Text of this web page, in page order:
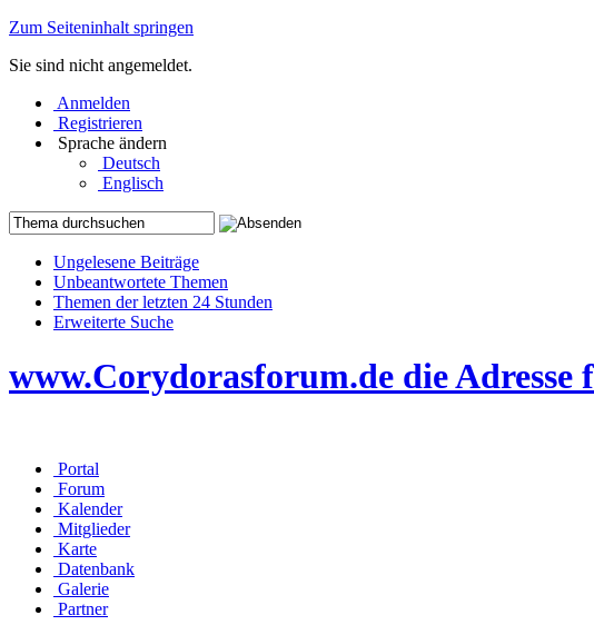
Zum Seiteninhalt springen
Sie sind nicht angemeldet.
Anmelden
Registrieren
Sprache ändern
Deutsch
Englisch
Ungelesene Beiträge
Unbeantwortete Themen
Themen der letzten 24 Stunden
Erweiterte Suche
www.Corydorasforum.de die
Portal
Forum
Kalender
Mitglieder
Karte
Datenbank
Galerie
Partner